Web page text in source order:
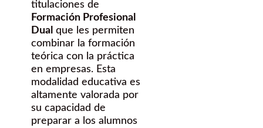
titulaciones de
Formación Profesional
Dual que les permiten
combinar la formación
teórica con la práctica
en empresas. Esta
modalidad educativa es
altamente valorada por
su capacidad de
preparar a los alumnos